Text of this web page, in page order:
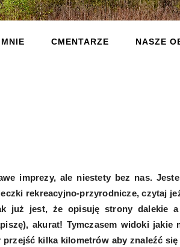
CMENTARZE NASZE
imprezy, ale niestety bez nas.
rekreacyjno-przyrodnicze, czytaj
już jest, że opisuję strony dalekie
akurat! Tymczasem widoki jakie
kilka kilometrów aby znaleźć się